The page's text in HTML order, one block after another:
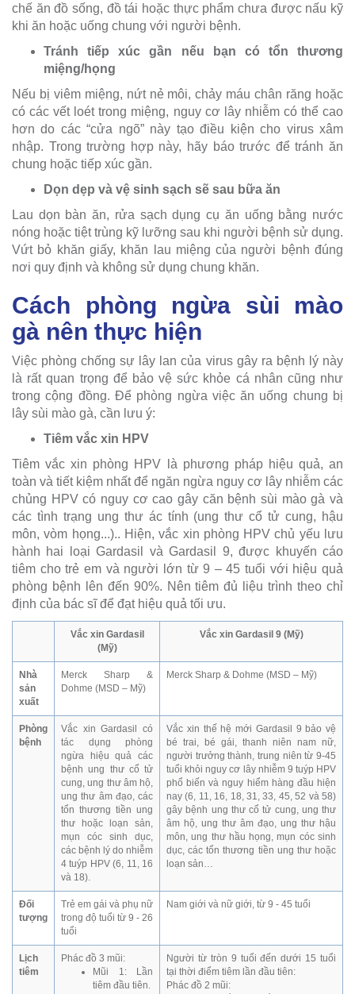
chế ăn đồ sống, đồ tái hoặc thực phẩm chưa được nấu kỹ
khi ăn hoặc uống chung với người bệnh.
Tránh tiếp xúc gần nếu bạn có tổn thương
miệng/họng
Nếu bị viêm miệng, nứt nẻ môi, chảy máu chân răng hoặc
có các vết loét trong miệng, nguy cơ lây nhiễm có thể cao
hơn do các “cửa ngõ” này tạo điều kiện cho virus xâm
nhập. Trong trường hợp này, hãy báo trước để tránh ăn
chung hoặc tiếp xúc gần.
Dọn dẹp và vệ sinh sạch sẽ sau bữa ăn
Lau dọn bàn ăn, rửa sạch dụng cụ ăn uống bằng nước
nóng hoặc tiệt trùng kỹ lưỡng sau khi người bệnh sử dụng.
Vứt bỏ khăn giấy, khăn lau miệng của người bệnh đúng
nơi quy định và không sử dụng chung khăn.
Cách phòng ngừa sùi mào
gà nên thực hiện
Việc phòng chống sự lây lan của virus gây ra bệnh lý này
là rất quan trọng để bảo vệ sức khỏe cá nhân cũng như
trong cộng đồng. Để phòng ngừa việc ăn uống chung bị
lây sùi mào gà, cần lưu ý:
Tiêm vắc xin HPV
Tiêm vắc xin phòng HPV là phương pháp hiệu quả, an
toàn và tiết kiệm nhất để ngăn ngừa nguy cơ lây nhiễm các
chủng HPV có nguy cơ cao gây căn bệnh sùi mào gà và
các tình trạng ung thư ác tính (ung thư cổ tử cung, hậu
môn, vòm họng...).. Hiện, vắc xin phòng HPV chủ yếu lưu
hành hai loại Gardasil và Gardasil 9, được khuyến cáo
tiêm cho trẻ em và người lớn từ 9 – 45 tuổi với hiệu quả
phòng bệnh lên đến 90%. Nên tiêm đủ liệu trình theo chỉ
định của bác sĩ để đạt hiệu quả tối ưu.
Vắc xin Gardasil
(Mỹ)
Vắc xin Gardasil 9 (Mỹ)
Nhà
sản
xuất
Merck Sharp &
Dohme (MSD – Mỹ)
Merck Sharp & Dohme (MSD – Mỹ)
Phòng
bệnh
Vắc xin Gardasil có
tác dụng phòng
ngừa hiệu quả các
bệnh ung thư cổ tử
cung, ung thư âm hộ,
ung thư âm đạo, các
tổn thương tiền ung
thư hoặc loạn sản,
mụn cóc sinh dục,
các bệnh lý do nhiễm
4 tuýp HPV (6, 11, 16
và 18).
Vắc xin thế hệ mới Gardasil 9 bảo vệ
bé trai, bé gái, thanh niên nam nữ,
người trưởng thành, trung niên từ 9-45
tuổi khỏi nguy cơ lây nhiễm 9 tuýp HPV
phổ biến và nguy hiểm hàng đầu hiện
nay (6, 11, 16, 18, 31, 33, 45, 52 và 58)
gây bệnh ung thư cổ tử cung, ung thư
âm hộ, ung thư âm đạo, ung thư hậu
môn, ung thư hầu họng, mụn cóc sinh
dục, các tổn thương tiền ung thư hoặc
loạn sản…
Đối
tượng
Trẻ em gái và phụ nữ
trong độ tuổi từ 9 - 26
tuổi
Nam giới và nữ giới, từ 9 - 45 tuổi
Lịch
tiêm
Phác đồ 3 mũi:
Mũi 1: Lần
tiêm đầu tiên.
Người từ tròn 9 tuổi đến dưới 15 tuổi
tại thời điểm tiêm lần đầu tiên:
Phác đồ 2 mũi: